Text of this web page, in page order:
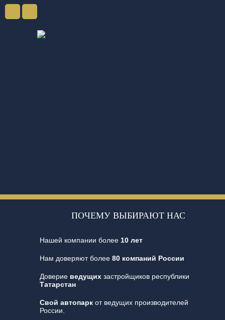
ПОЧЕМУ ВЫБИРАЮТ НАС
Нашей компании более 10 лет
Нам доверяют более 80 компаний России
Доверие ведущихзастройщиков республики
Татарстан
Свой автопаркот ведущих производителей
России.